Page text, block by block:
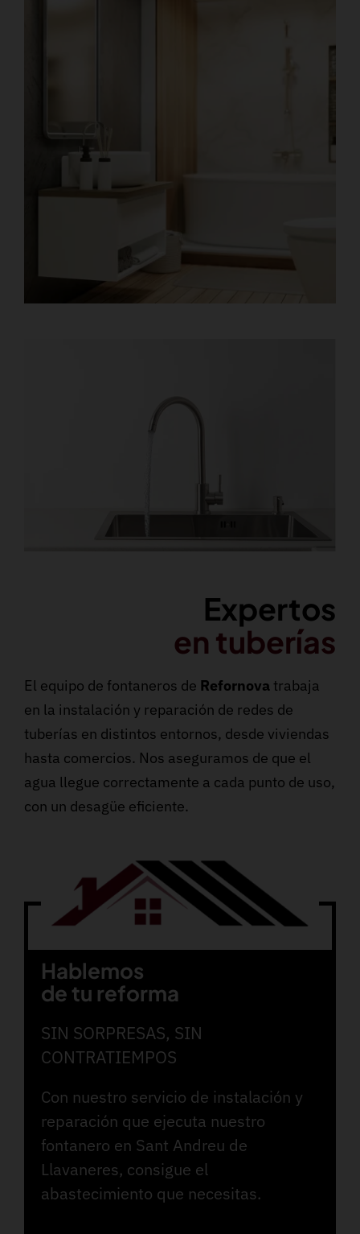
Expertos
en tuberías
El equipo de fontaneros de Refornovatrabaja
en la instalación y reparación de redes de
tuberías en distintos entornos, desde viviendas
hasta comercios. Nos aseguramos de que el
agua llegue correctamente a cada punto de uso,
con un desagüe eficiente.
Hablemos
de tu reforma
SIN SORPRESAS, SIN
CONTRATIEMPOS
Con nuestro servicio de instalación y
reparación que ejecuta nuestro
fontanero en Sant Andreu de
Llavaneres, consigue el
abastecimiento que necesitas.